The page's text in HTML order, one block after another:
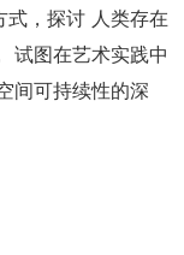
式，探讨 人类存在
试图在艺术实践中
间可持续性的深